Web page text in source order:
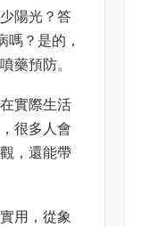
陽光？答
？是的，
藥預防。
實際生活
很多人會
，還能帶
用，從象